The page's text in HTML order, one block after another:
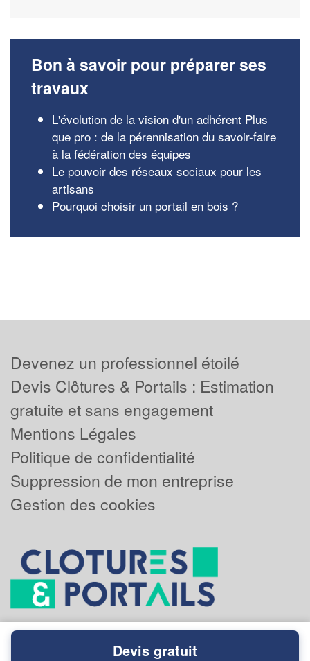
Bon à savoir pour préparer ses
travaux
L'évolution de la vision d'un adhérent Plus
que pro : de la pérennisation du savoir-faire
à la fédération des équipes
Le pouvoir des réseaux sociaux pour les
artisans
Pourquoi choisir un portail en bois ?
Devenez un professionnel étoilé
Devis Clôtures & Portails : Estimation
gratuite et sans engagement
Mentions Légales
Politique de confidentialité
Suppression de mon entreprise
Gestion des cookies
Devis gratuit